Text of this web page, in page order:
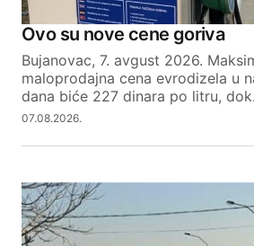
Ovo su nove cene goriva
Bujanovac, 7. avgust 2026.
maloprodajna cena evrodizela u
dana biće 227 dinara po litru,
07.08.2026.